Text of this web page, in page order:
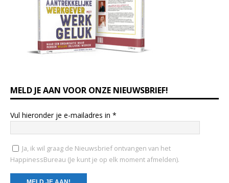
MELD JE AAN VOOR ONZE NIEUWSBRIEF!
Vul hieronder je e-mailadres in *
Ja, ik wil graag de Nieuwsbrief ontvangen van het
HappinessBureau (Je kunt je op elk moment afmelden).